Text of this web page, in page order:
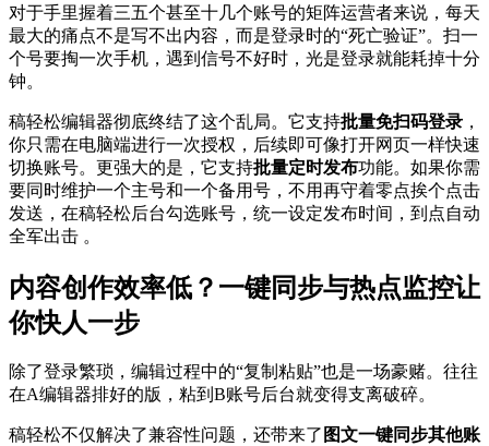
对于手里握着三五个甚至十几个账号的矩阵运营者来说，每天
最大的痛点不是写不出内容，而是登录时的“死亡验证”。扫一
个号要掏一次手机，遇到信号不好时，光是登录就能耗掉十分
钟。
稿轻松编辑器彻底终结了这个乱局。它支持批量免扫码登录 ，
你只需在电脑端进行一次授权，后续即可像打开网页一样快速
切换账号。更强大的是，它支持批量定时发布功能。如果你需
要同时维护一个主号和一个备用号，不用再守着零点挨个点击
发送，在稿轻松后台勾选账号，统一设定发布时间，到点自动
全军出击 。
内容创作效率低？一键同步与热点监控让
你快人一步
除了登录繁琐，编辑过程中的“复制粘贴”也是一场豪赌。往往
在A编辑器排好的版，粘到B账号后台就变得支离破碎。
稿轻松不仅解决了兼容性问题，还带来了 图文一键同步其他账